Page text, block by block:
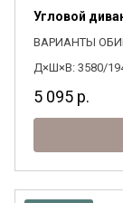
Угловой
ВАРИАНТЫ
Д×Ш×В: 3580/
5 095 р.